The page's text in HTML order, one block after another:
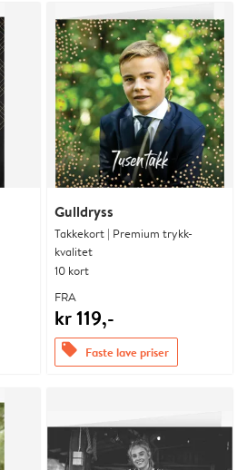
Gulldryss
Takkekort | Premium trykk-
kvalitet
10 kort
FRA
kr 119,-
offers Faste lave priser